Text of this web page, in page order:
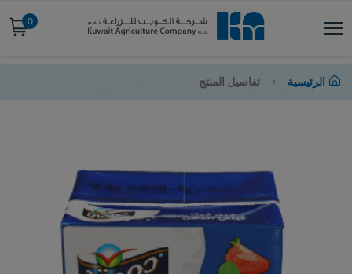
0
الرئيسية تفاصيل المنتج